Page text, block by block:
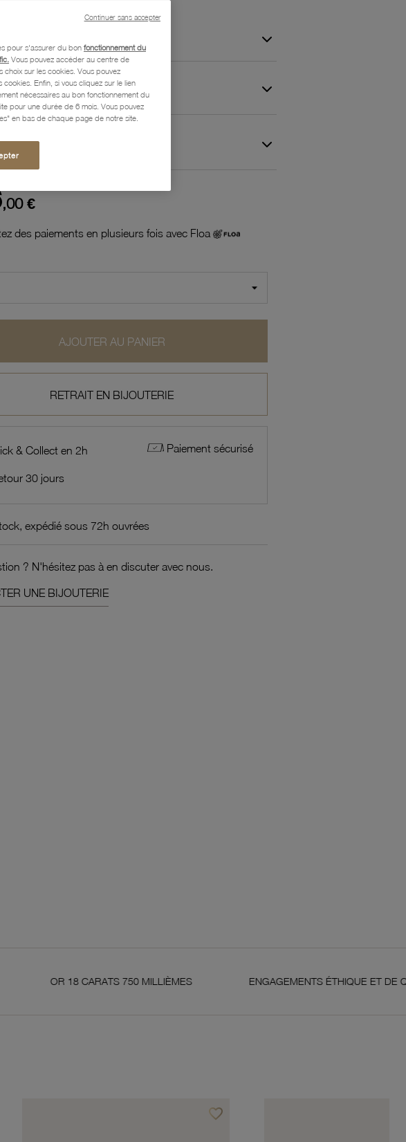
détaillées
Livraison, Retours et Garantie
,00 €
des paiements en plusieurs fois avec Floa
AJOUTER AU PANIER
RETRAIT EN BIJOUTERIE
& Collect en 2h Paiement sécurisé
30 jours
expédié sous 72h ouvrées
? N'hésitez pas à en discuter avec nous.
UNE BIJOUTERIE
18 CARATS 750 MILLIÈMES ENGAGEMENTS ÉTHIQUE ET DE QUALITÉ
vos favoris favorite_borderAjouter à vos favoris
pour s'assurer du bon fonctionnement du
Vous pouvez accéder au centre de
choix sur les cookies. Vous pouvez
Enfin, si vous cliquez sur le lien
nécessaires au bon fonctionnement du
pour une durée de 6 mois. Vous pouvez
en bas de chaque page de notre site.
Continuer sans accepter